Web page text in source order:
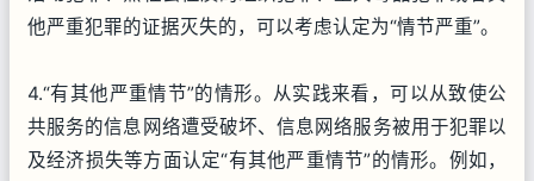
他严重犯罪的证据灭失的，可以考虑认定为“情节严重”。
4.“有其他严重情节”的情形。从实践来看，可以从致使公
共服务的信息网络遭受破坏、信息网络服务被用于犯罪以
及经济损失等方面认定“有其他严重情节”的情形。例如，